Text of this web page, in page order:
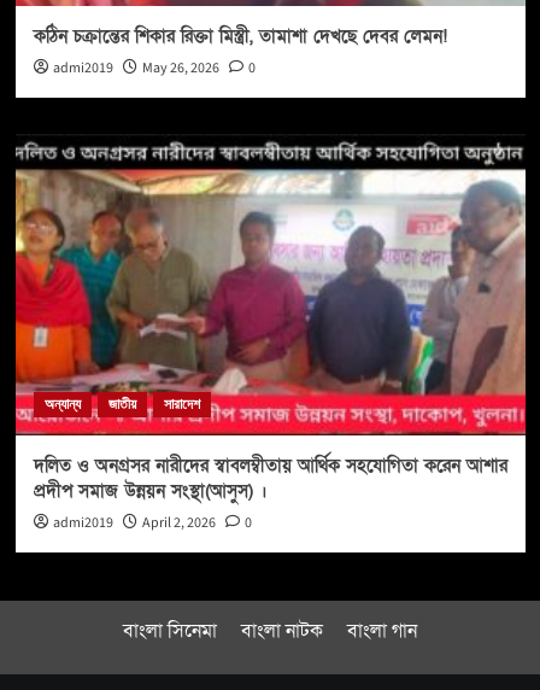
কঠিন চক্রান্তের শিকার রিক্তা মিস্ত্রী, তামাশা দেখছে দেবর লেমন!
admi2019 May 26, 2026 0
অন্যান্য জাতীয় সারাদেশ
দলিত ও অনগ্রসর নারীদের স্বাবলম্বীতায় আর্থিক সহযোগিতা করেন আশার
প্রদীপ সমাজ উন্নয়ন সংস্থা(আসুস) ।
admi2019 April 2, 2026 0
বাংলা সিনেমা বাংলা নাটক বাংলা গান